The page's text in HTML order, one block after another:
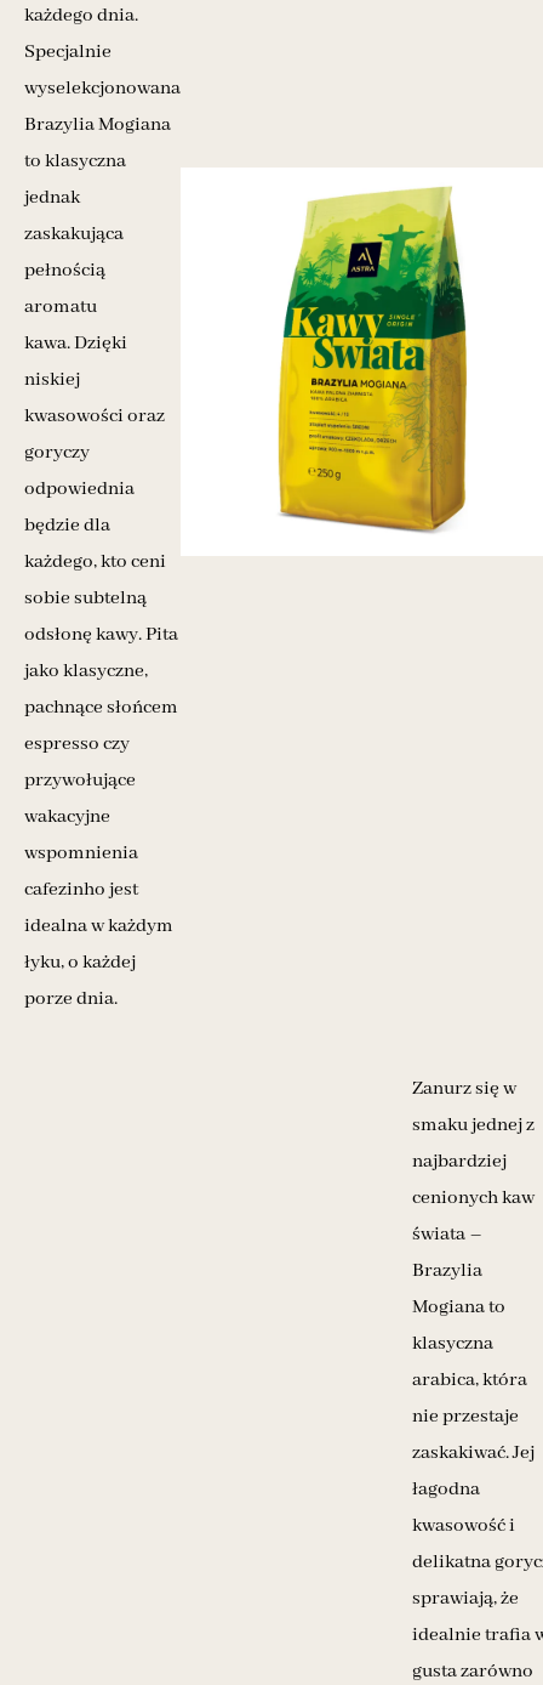
każdego dnia.
Specjalnie
wyselekcjonowana
Brazylia Mogiana
to klasyczna
jednak
zaskakująca
pełnością
aromatu
kawa.Dzięki
niskiej
kwasowości oraz
goryczy
odpowiednia
będzie dla
każdego, kto ceni
sobie subtelną
odsłonę kawy. Pita
jako klasyczne,
pachnące słońcem
espresso czy
przywołujące
wakacyjne
wspomnienia
cafezinho jest
idealna w każdym
łyku, o każdej
porze dnia.
Zanurz się w
smaku jednej z
najbardziej
cenionych kaw
świata –
Brazylia
Mogiana to
klasyczna
arabica, która
nie przestaje
zaskakiwać. Jej
łagodna
kwasowość i
delikatna
sprawiają, że
idealnie trafia
gusta zarówno